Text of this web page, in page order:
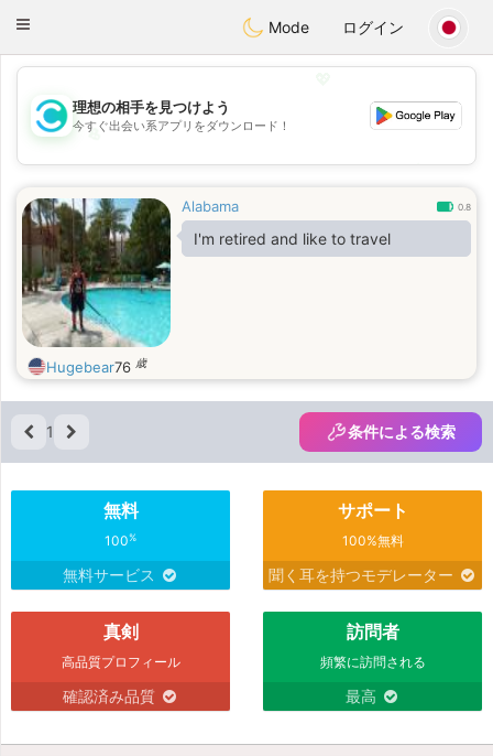
olombiaCitas
Toggle
Mode ログイン
💖
💕
理想の相手を見つけよう
今すぐ出会い系アプリをダウンロード！
Alabama 0.8
I'm retired and like to travel
Hugebear76 歳
1 条件による検索
無料
100%
無料サービス
サポート
100%無料
聞く耳を持つモデレーター
真剣
高品質プロフィール
確認済み品質
訪問者
頻繁に訪問される
最高